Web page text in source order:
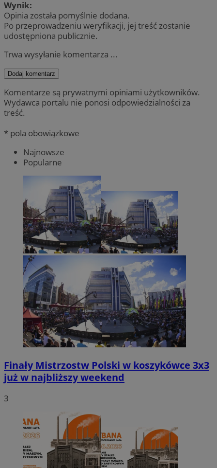
Wynik:
Opinia została pomyślnie dodana.
Po przeprowadzeniu weryfikacji, jej treść zostanie
udostępniona publicznie.
Trwa wysyłanie komentarza ...
Dodaj komentarz
Komentarze są prywatnymi opiniami użytkowników.
Wydawca portalu nie ponosi odpowiedzialności za
treść.
* pola obowiązkowe
Najnowsze
Popularne
Finały Mistrzostw Polski w koszykówce 3x3
już w najbliższy weekend
3